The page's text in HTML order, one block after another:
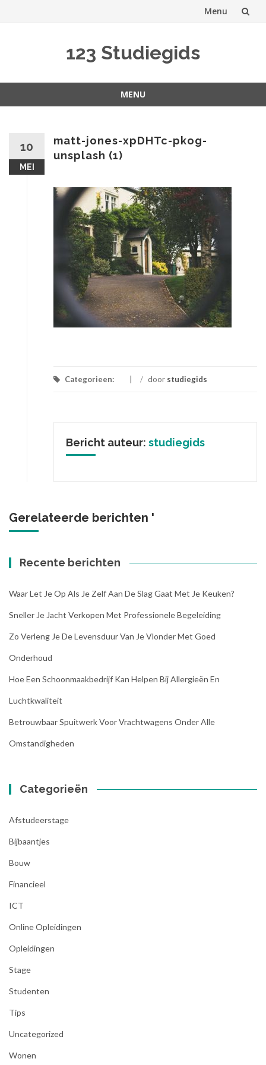
Menu
123 Studiegids
MENU
10
MEI
matt-jones-xpDHTc-pkog-
unsplash (1)
Categorieen: / door studiegids
Bericht auteur: studiegids
Gerelateerde berichten '
Recente berichten
Waar Let Je Op Als Je Zelf Aan De Slag Gaat Met Je Keuken?
Sneller Je Jacht Verkopen Met Professionele Begeleiding
Zo Verleng Je De Levensduur Van Je Vlonder Met Goed
Onderhoud
Hoe Een Schoonmaakbedrijf Kan Helpen Bij Allergieën En
Luchtkwaliteit
Betrouwbaar Spuitwerk Voor Vrachtwagens Onder Alle
Omstandigheden
Categorieën
Afstudeerstage
Bijbaantjes
Bouw
Financieel
ICT
Online Opleidingen
Opleidingen
Stage
Studenten
Tips
Uncategorized
Wonen